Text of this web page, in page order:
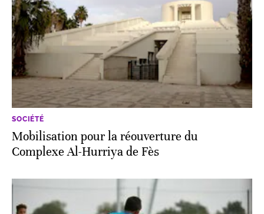
SOCIÉTÉ
Mobilisation pour la réouverture du
Complexe Al-Hurriya de Fès